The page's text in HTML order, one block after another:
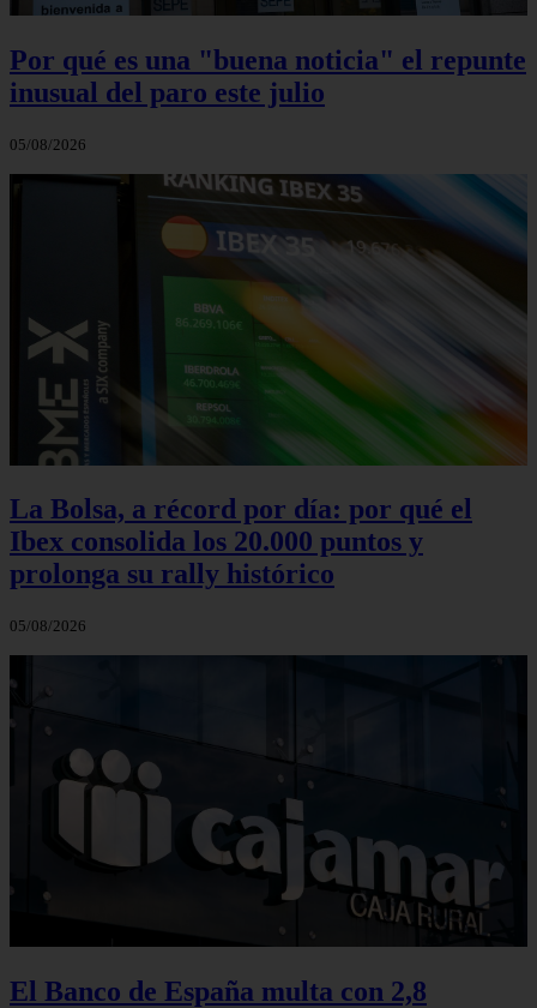
Por qué es una "buena noticia" el repunte
inusual del paro este julio
05/08/2026
La Bolsa, a récord por día: por qué el
Ibex consolida los 20.000 puntos y
prolonga su rally histórico
05/08/2026
El Banco de España multa con 2,8